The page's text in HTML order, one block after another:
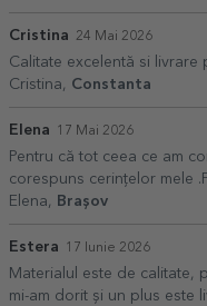
Cristina 24 Mai 2026
Calitate excelentă si livrare
Cristina, Constanta
Elena 17 Mai 2026
Pentru că tot ceea ce am
corespuns cerințelor mele
Elena,
Brașov
Estera 17 Iunie 2026
Materialul este de calitate,
mi-am dorit și un plus este